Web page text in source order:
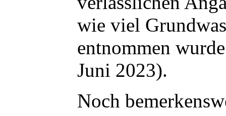
wie viel
entnommen
Juni 2023).
Noch